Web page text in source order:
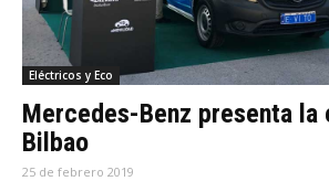
Eléctricos y Eco
Mercedes-Benz presenta la
Bilbao
25 de febrero 2019